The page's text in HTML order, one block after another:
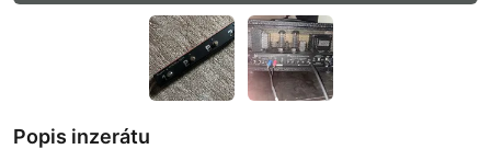
Popis inzerátu